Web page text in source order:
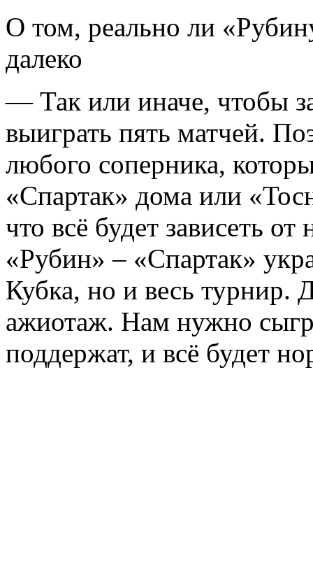
О том, реально ли
далеко
— Так или иначе, чтобы
выиграть пять матчей.
любого соперника,
«Спартак» дома или
что всё будет зависеть
«Рубин» – «Спартак»
Кубка, но и весь турнир.
ажиотаж. Нам нужно
поддержат, и всё будет